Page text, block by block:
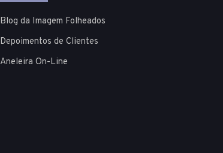
Blog da Imagem Folheados
Depoimentos de Clientes
Aneleira On-Line